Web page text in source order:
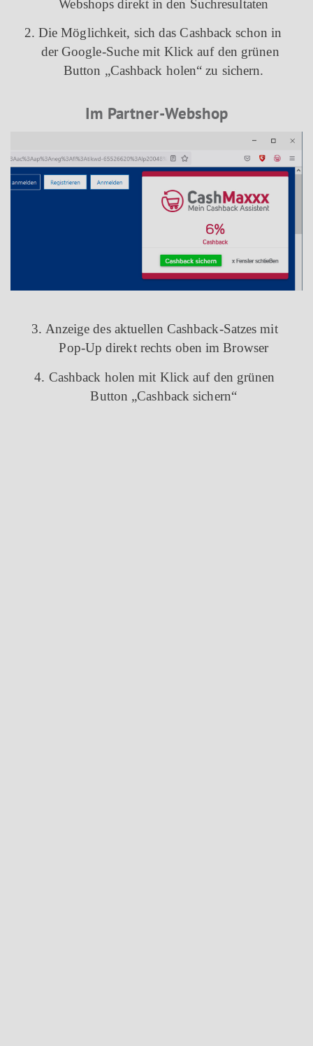
Webshops direkt in den Suchresultaten
2. Die Möglichkeit, sich das Cashback schon in
der Google-Suche mit Klick auf den grünen
Button „Cashback holen“ zu sichern.
Im Partner-Webshop
3. Anzeige des aktuellen Cashback-Satzes mit
Pop-Up direkt rechts oben im Browser
4. Cashback holen mit Klick auf den grünen
Button „Cashback sichern“